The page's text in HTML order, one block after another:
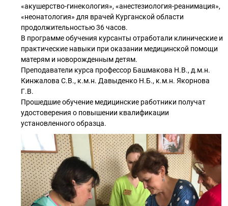
«акушерство-гинекология», «анестезиология-реанимация»,
«неонатология» для врачей Курганской области
продолжительностью 36 часов.
В программе обучения курсанты отработали клинические и
практические навыки при оказании медицинской помощи
матерям и новорожденным детям.
Преподаватели курса профессор Башмакова Н.В., д.м.н.
Кинжалова С.В., к.м.н. Давыденко Н.Б., к.м.н. Якорнова
Г.В.
Прошедшие обучение медицинские работники получат
удостоверения о повышении квалификации
установленного образца.